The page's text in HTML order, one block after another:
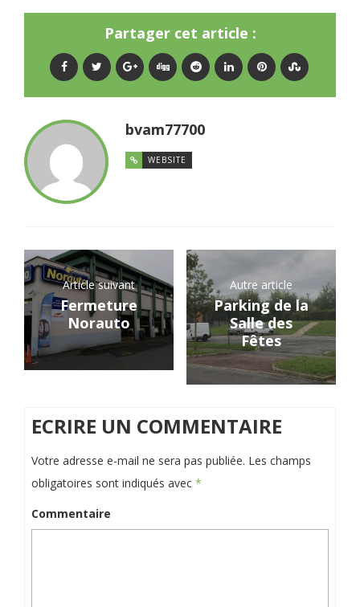
Partager cet article :
bvam77700
WEBSITE
Article suivant
Fermeture
Norauto
Autre article
Parking de la
Salle des
Fêtes
ECRIRE UN COMMENTAIRE
Votre adresse e-mail ne sera pas publiée. Les champs
obligatoires sont indiqués avec *
Commentaire